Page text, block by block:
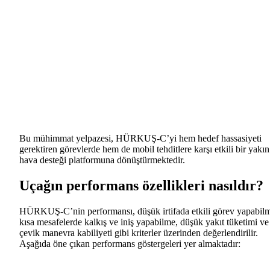
Bu mühimmat yelpazesi, HÜRKUŞ-C’yi hem hedef hassasiyeti
gerektiren görevlerde hem de mobil tehditlere karşı etkili bir yakın
hava desteği platformuna dönüştürmektedir.
Uçağın performans özellikleri nasıldır?
HÜRKUŞ-C’nin performansı, düşük irtifada etkili görev
kısa mesafelerde kalkış ve iniş yapabilme, düşük yakıt tüketimi ve
çevik manevra kabiliyeti gibi kriterler üzerinden değerlendirilir.
Aşağıda öne çıkan performans göstergeleri yer almaktadır: